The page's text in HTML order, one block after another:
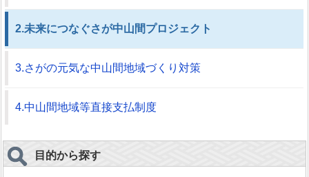
2.未来につなぐさが中山間プロジェクト
3.さがの元気な中山間地域づくり対策
4.中山間地域等直接支払制度
目的から探す